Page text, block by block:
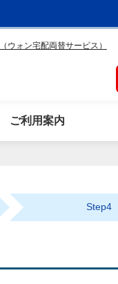
ウォン宅配両替サービス）
ご利用案内
Step4